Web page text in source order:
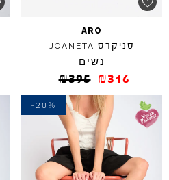
ARO
סניקרס JOANETA
נשים
₪395 ₪316
-20%